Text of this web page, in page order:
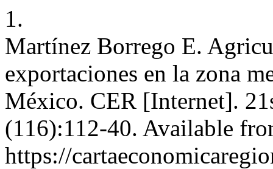
1.
Martínez Borrego E.
exportaciones en la zona
México. CER [Internet].
(116):112-40. Available
https://